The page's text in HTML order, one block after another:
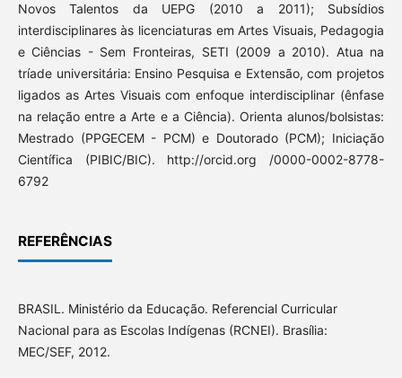
Novos Talentos da UEPG (2010 a 2011); Subsídios
interdisciplinares às licenciaturas em Artes Visuais, Pedagogia
e Ciências - Sem Fronteiras, SETI (2009 a 2010). Atua na
tríade universitária: Ensino Pesquisa e Extensão, com projetos
ligados as Artes Visuais com enfoque interdisciplinar (ênfase
na relação entre a Arte e a Ciência). Orienta alunos/bolsistas:
Mestrado (PPGECEM - PCM) e Doutorado (PCM); Iniciação
Científica (PIBIC/BIC). http://orcid.org /0000-0002-8778-
6792
REFERÊNCIAS
BRASIL. Ministério da Educação. Referencial Curricular
Nacional para as Escolas Indígenas (RCNEI). Brasília:
MEC/SEF, 2012.